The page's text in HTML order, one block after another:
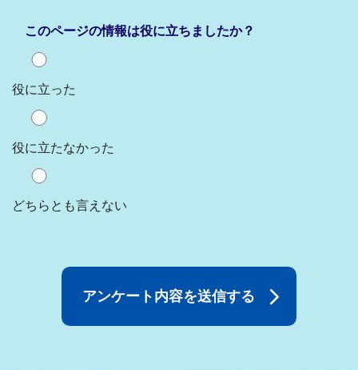
このページの情報は役に立ちましたか？
役に立った
役に立たなかった
どちらとも言えない